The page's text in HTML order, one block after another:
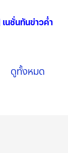
นชั่นทันข่าวค่ำ
ดูทั้งหมด